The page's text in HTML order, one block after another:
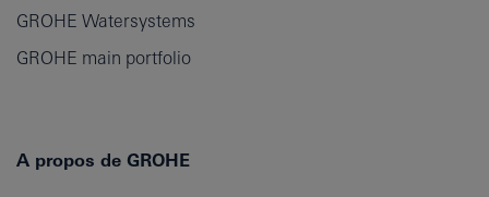
GROHE Watersystems
GROHE main portfolio
A propos de GROHE